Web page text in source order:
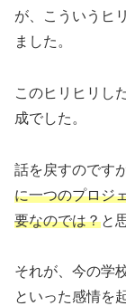
が、こういうヒ
ました。
このヒリヒリし
成でした。
話を戻すのです
に一つのプロジ
要なのでは？と
それが、今の学
といった感情を